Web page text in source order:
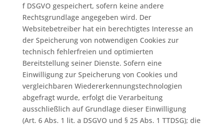
f DSGVO gespeichert, sofern keine andere
Rechtsgrundlage angegeben wird. Der
Websitebetreiber hat ein berechtigtes Interesse an
der Speicherung von notwendigen Cookies zur
technisch fehlerfreien und optimierten
Bereitstellung seiner Dienste. Sofern eine
Einwilligung zur Speicherung von Cookies und
vergleichbaren Wiedererkennungstechnologien
abgefragt wurde, erfolgt die Verarbeitung
ausschließlich auf Grundlage dieser Einwilligung
(Art. 6 Abs. 1 lit. a DSGVO und § 25 Abs. 1 TTDSG); die